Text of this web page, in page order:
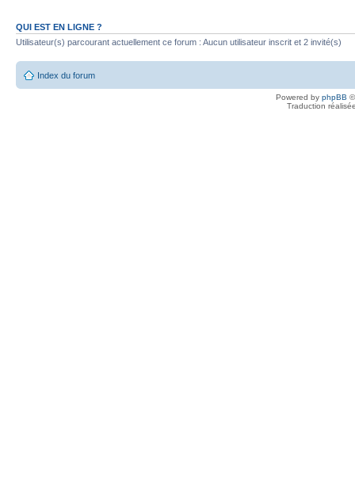
QUI EST EN LIGNE ?
Utilisateur(s) parcourant actuellement ce forum : Aucun utilisateur inscrit et 2 invité(s)
Index du forum
Powered by phpBB
Traduction